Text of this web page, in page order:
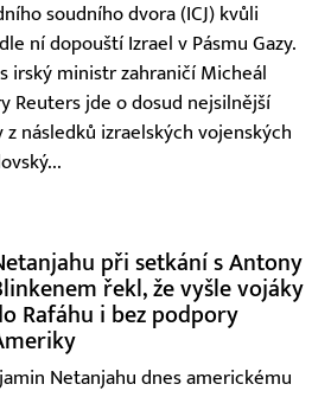
soudního dvora (ICJ) kvůli
ní dopouští Izrael v Pásmu Gazy.
irský ministr zahraničí Micheál
Reuters jde o dosud nejsilnější
následků izraelských vojenských
při setkání s Antony
řekl, že vyšle vojáky
Rafáhu i bez podpory
Netanjahu dnes americkému